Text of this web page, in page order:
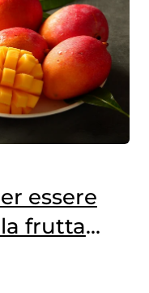
ciclo di
essere
frutta